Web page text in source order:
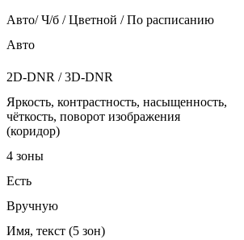
Авто/ Ч/б / Цветной / По расписанию
Авто
2D-DNR / 3D-DNR
Яркость, контрастность, насыщенность,
чёткость, поворот изображения
(коридор)
4 зоны
Есть
Вручную
Имя, текст (5 зон)